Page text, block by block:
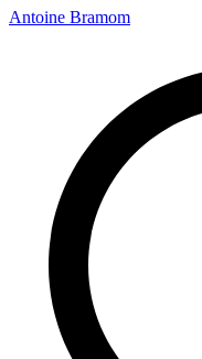
Antoine Bramom